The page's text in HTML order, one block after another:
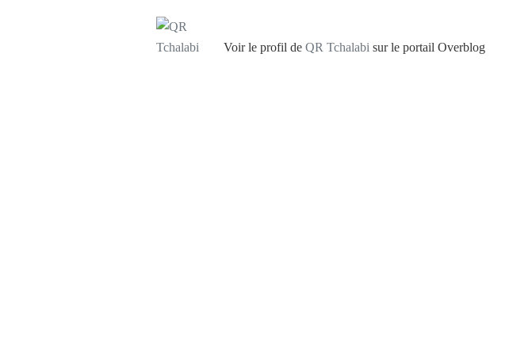
Voir le profil de QR Tchalabi sur le portail Overblog